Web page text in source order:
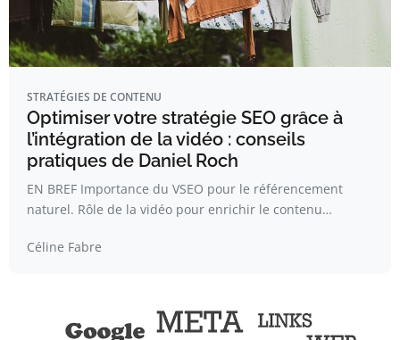
STRATÉGIES DE CONTENU
Optimiser votre stratégie SEO grâce à
l’intégration de la vidéo : conseils
pratiques de Daniel Roch
EN BREF Importance du VSEO pour le référencement
naturel. Rôle de la vidéo pour enrichir le contenu…
Céline Fabre